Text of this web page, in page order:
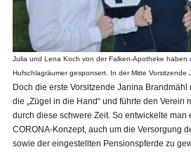
Julia und Lena Koch von der Falken-Apotheke
Hufschlagräumer gesponsert. In der Mitte Vorsitzende
Doch die erste Vorsitzende Janina
die „Zügel in die Hand“ und führte den Verein
durch diese schwere Zeit. So entwickelte man
CORONA-Konzept, auch um die Versorgung
sowie der eingestellten Pensionspferde zu